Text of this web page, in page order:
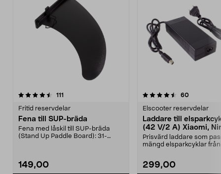
111
Fritid reservdelar
Fena till SUP-bräda
Fena med låskil till SUP-bräda
(Stand Up Paddle Board): 31-
149,00
4.5 av 5 stjärnor 60
Elscooter reservdelar
Laddare till
(42 V/2 A) Xiaomi,
E-Way m.fl.
Prisvärd laddare som
mängd elsparkcyklar från
299,00
4.0 av 5 stjärnor